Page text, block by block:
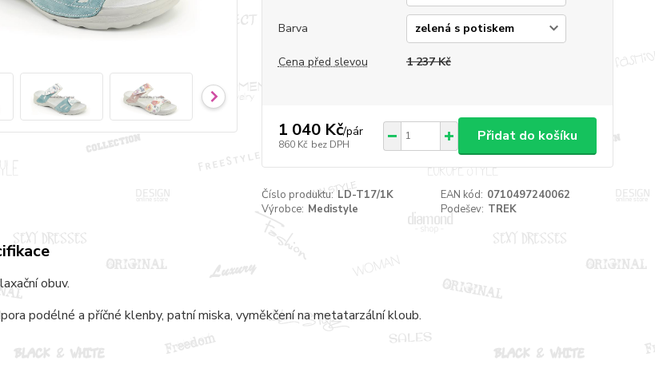
Barva
Cena před slevou 1 237 Kč
1 040 Kč/pár
860 Kč bez DPH
Přidat do košíku
Číslo produktu: LD-T17/1K EAN kód: 0710497240062
Výrobce: Medistyle Podešev: TREK
obuv.
podélné a příčné klenby, patní miska, vyměkčení na metatarzální kloub.